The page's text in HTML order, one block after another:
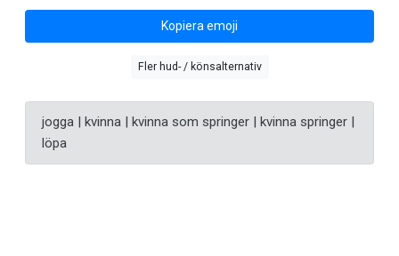
Kopiera emoji
Fler hud- / könsalternativ
jogga | kvinna | kvinna som springer | kvinna springer |
löpa